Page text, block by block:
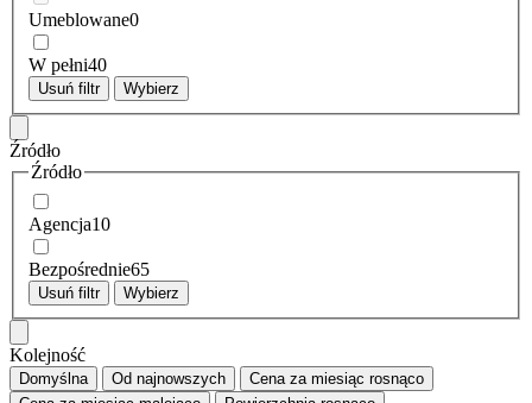
Umeblowane0
W pełni40
Usuń filtr Wybierz
Źródło
Źródło
Agencja10
Bezpośrednie65
Usuń filtr Wybierz
Kolejność
Domyślna Od najnowszych Cena za miesiąc rosnąco